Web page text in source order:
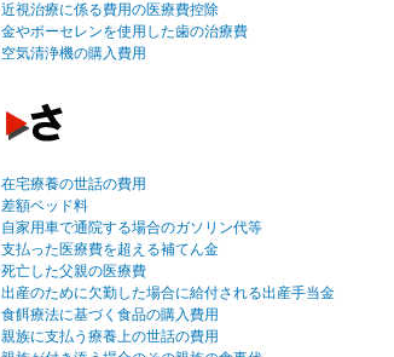
近視治療に係る費用の医療費控除
金やポーセレンを使用した歯の治療費
空気清浄機の購入費用
在宅療養の世話の費用
差額ベッド料
自家用車で通院する場合のガソリン代等
支払った医療費を超える補てん金
死亡した父親の医療費
出産のために欠勤した場合に給付される出産手当金
食餌療法に基づく食品の購入費用
親族に支払う療養上の世話の費用